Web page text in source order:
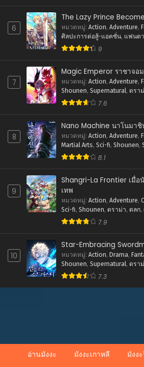
6
The Lazy Prince
หมวดหมู่: Action, Adventure,
ศิลปะการต่อสู้-แอคชั่น, แฟนต
9
7
Magic Emperor ราชาจอ
หมวดหมู่: Action, Adventure,
Shounen, Supernatural, ดรา
เทพ,ภัยภิบัติ, มังงะจีน
7.6
8
Nano Machine นาโนมาชิ
หมวดหมู่: Action, Adventure,
Martial Arts, Sci-fi, Shounen,
ชีวิตในโรงเรียน ,
8.1
9
Shangri-La Frontier เมื่อ
เทพ
หมวดหมู่: Action, Adventure,
Sci-fi, Shounen, ดราม่า, ตลก,
การต่อสู้-แอคชั่น,
7.9
10
Star-Embracing
หมวดหมู่: Action, Drama,
Shounen, Supernatural, ดรา
ต่อสู้-แอคชั่น, แฟนตาซี
7.3
อ่านมังงะ มังงะเกาหลี มังง